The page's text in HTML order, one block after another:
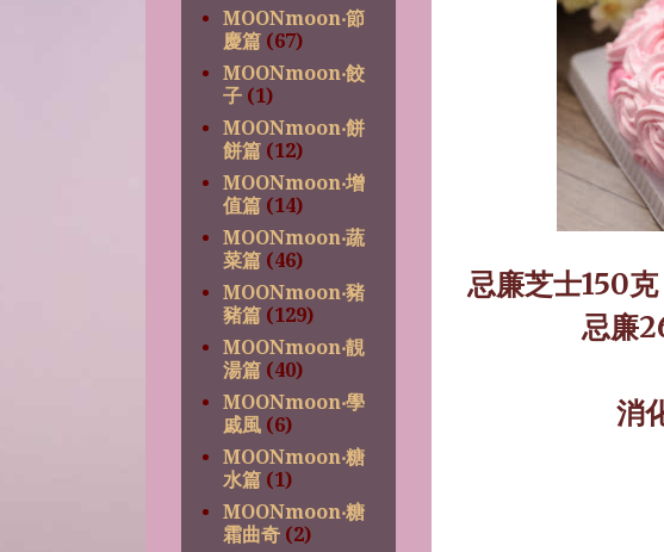
忌廉芝士150
忌廉
消
MOONmoon‧節
慶篇 (67)
MOONmoon‧餃
子 (1)
MOONmoon‧餅
餅篇 (12)
MOONmoon‧增
值篇 (14)
MOONmoon‧蔬
菜篇 (46)
MOONmoon‧豬
豬篇 (129)
MOONmoon‧靚
湯篇 (40)
MOONmoon‧學
戚風 (6)
MOONmoon‧糖
水篇 (1)
MOONmoon‧糖
霜曲奇 (2)